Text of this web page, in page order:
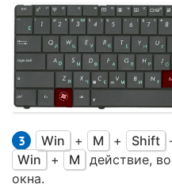
Win + M + Shift
Win
+ M
действие,
окна.